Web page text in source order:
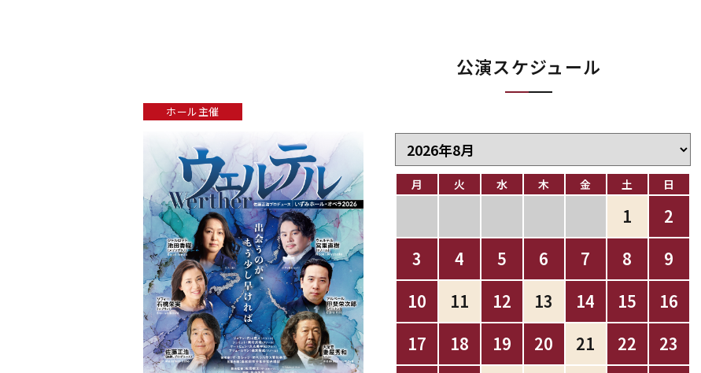
公演スケジュール
月 火 水 木 金 土 日
1
2
3
4 5 6 7 8
9
10
11 12 13 14 15
16
17
18 19 20 21 22
23
ホール主催